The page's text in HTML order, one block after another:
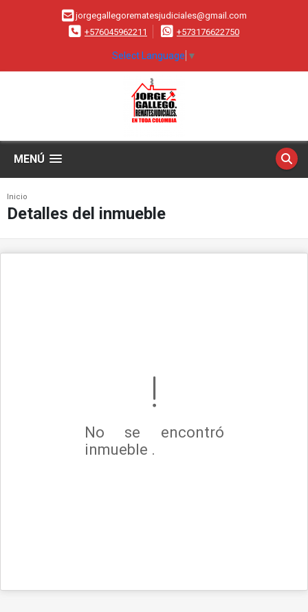
jorgegallegorematesjudiciales@gmail.com
+576045962211
+573176622750
Select Language ▼
MENÚ
Inicio
Detalles del inmueble
No se encontró
inmueble .